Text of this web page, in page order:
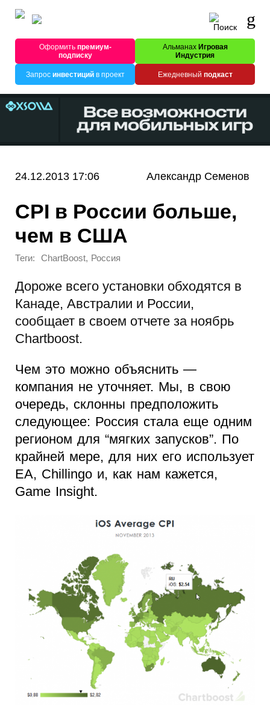
Оформитьпремиум-
подписку
Альманах Игровая
Индустрия
Запрос инвестицийв проект Ежедневный подкаст
24.12.2013 17:06 Александр Семенов
CPI в России больше,
чем в США
Теги: ChartBoost, Россия
Дороже всего установки обходятся в
Канаде, Австралии и России,
сообщает в своем отчете за ноябрь
Chartboost.
Чем это можно объяснить —
компания не уточняет. Мы, в свою
очередь, склонны предположить
следующее: Россия стала еще одним
регионом для “мягких запусков”. По
крайней мере, для них его использует
EA, Chillingo и, как нам кажется,
Game Insight.